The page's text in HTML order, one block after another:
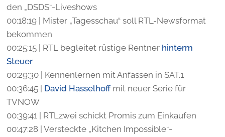
den „DSDS“-Liveshows
00:18:19 | Mister „Tagesschau“ soll RTL-Newsformat
bekommen
00:25:15 | RTL begleitet rüstige Rentner hinterm
Steuer
00:29:30 | Kennenlernen mit Anfassen in SAT.1
00:36:45 | David Hasselhoffmit neuer Serie für
TVNOW
00:39:41 | RTLzwei schickt Promis zum Einkaufen
00:47:28 | Versteckte „Kitchen Impossible“-